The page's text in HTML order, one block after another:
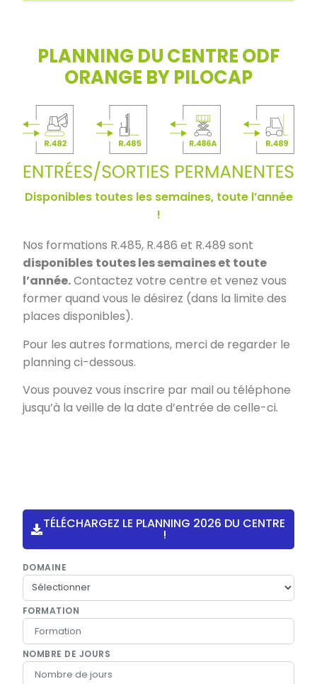
PLANNING DU CENTRE ODF
ORANGE BY PILOCAP
Disponibles toutes les semaines, toute l’année
!
Nos formations R.485, R.486 et R.489 sont
disponibles toutes les semaines et toute
l’année.Contactez votre centre et venez vous
former quand vous le désirez (dans la limite des
places disponibles).
Pour les autres formations, merci de regarder le
planning ci-dessous.
Vous pouvez vous inscrire par mail ou téléphone
jusqu’à la veille de la date d’entrée de celle-ci.
TÉLÉCHARGEZ LE PLANNING 2026 DU CENTRE
!
DOMAINE
FORMATION
NOMBRE DE JOURS